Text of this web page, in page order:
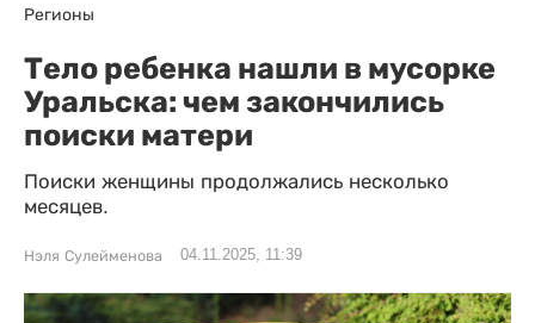
Регионы
Тело ребенка нашли в мусорке
Уральска: чем закончились
поиски матери
Поиски женщины продолжались несколько
месяцев.
Нэля Сулейменова 04.11.2025, 11:39